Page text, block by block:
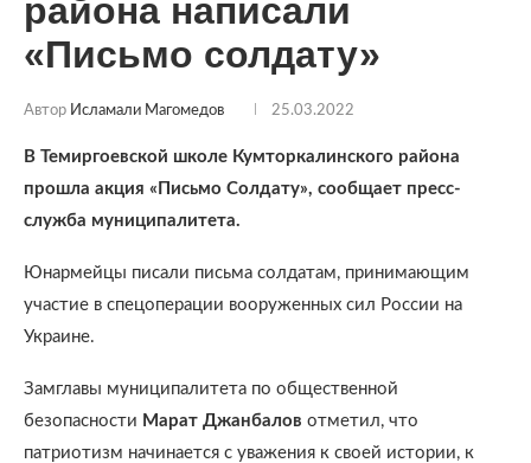
района написали
«Письмо солдату»
Автор Исламали Магомедов 25.03.2022
В Темиргоевской школе Кумторкалинского района
прошла акция «Письмо Солдату», сообщает пресс-
служба муниципалитета.
Юнармейцы писали письма солдатам, принимающим
участие в спецоперации вооруженных сил России на
Украине.
Замглавы муниципалитета по общественной
безопасности Марат Джанбалов отметил, что
патриотизм начинается с уважения к своей истории, к